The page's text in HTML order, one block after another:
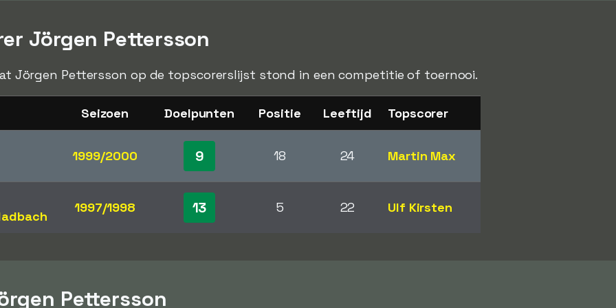
Jörgen Pettersson
Jörgen Pettersson op de topscorerslijst stond in een competitie of toernooi.
Seizoen Doelpunten Positie Leeftijd Topscorer
1999/2000 9 18 24 Martin Max
1997/1998 13 5 22 Ulf Kirsten
Pettersson